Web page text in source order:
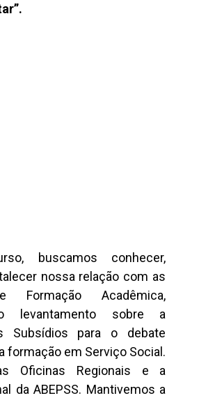
buscamos conhecer,
nossa relação com as
Formação Acadêmica,
levantamento sobre a
Subsídios para o debate
formação em Serviço Social.
Oficinas Regionais e a
da ABEPSS. Mantivemos a